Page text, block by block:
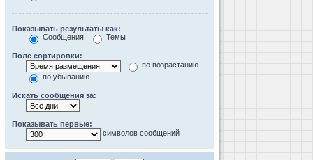
Показывать результаты как:
Сообщения
Темы
Поле сортировки:
по возрастанию
по убыванию
Искать сообщения за:
Показывать первые:
символов сообщений